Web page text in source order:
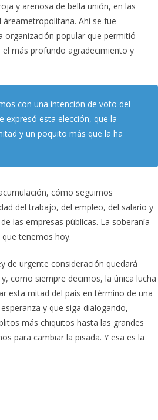
y arenosa de bella unión, en las
Ahí se fue
organización popular que permitió
más profundo agradecimiento y
con una intención de voto del
expresó esta elección, que la
y un poquito más que la ha
cómo seguimos
del trabajo, del empleo, del salario y
las empresas públicas. La soberanía
tenemos hoy.
de urgente consideración quedará
como siempre decimos, la única lucha
esta mitad del país en término de una
y que siga dialogando,
más chiquitos hasta las grandes
para cambiar la pisada. Y esa es la